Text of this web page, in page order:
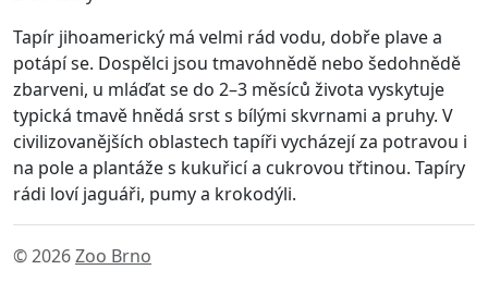
Tapír jihoamerický má velmi rád vodu, dobře plave a
potápí se. Dospělci jsou tmavohnědě nebo šedohnědě
zbarveni, u mláďat se do 2–3 měsíců života vyskytuje
typická tmavě hnědá srst s bílými skvrnami a pruhy. V
civilizovanějších oblastech tapíři vycházejí za potravou i
na pole a plantáže s kukuřicí a cukrovou třtinou. Tapíry
rádi loví jaguáři, pumy a krokodýli.
© 2026Zoo Brno